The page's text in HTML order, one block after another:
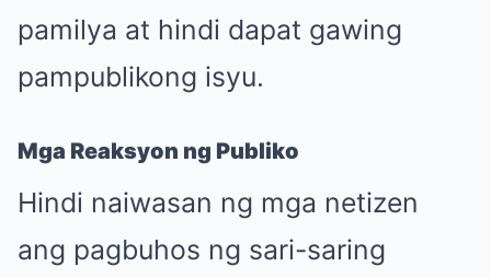
pamilya at hindi dapat gawing
pampublikong isyu.
Mga Reaksyon ng Publiko
Hindi naiwasan ng mga netizen
ang pagbuhos ng sari-saring